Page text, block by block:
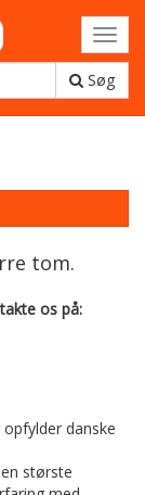
Søg
tom.
os på:
danske
største